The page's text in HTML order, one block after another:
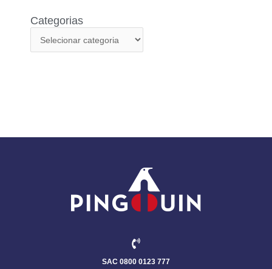
Categorias
SAC 0800 0123 777